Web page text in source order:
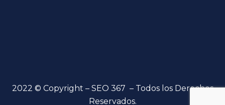
2022 © Copyright – SEO 367 – Todos los Derechos
Reservados.